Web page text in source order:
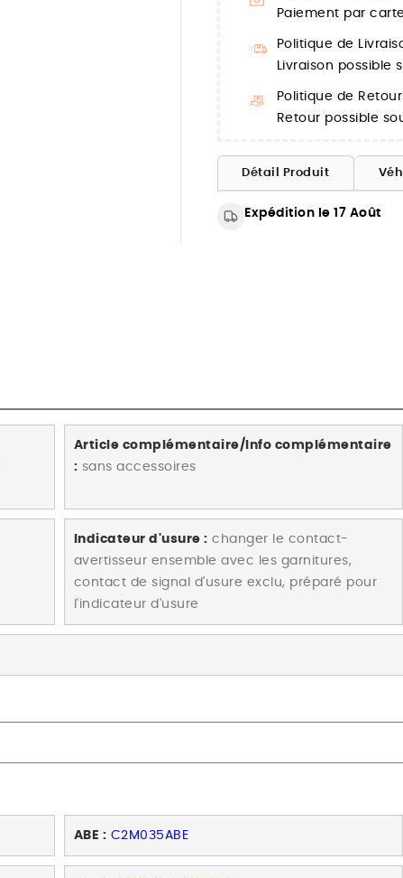
Paiement par
Politique de
Livraison possible
Politique de
Retour possible
Détail Produit
Expédition le 17 Août
Article complémentaire/Info complémentaire
: sans accessoires
Indicateur d'usure : changer le contact-
avertisseur ensemble avec les garnitures,
contact de signal d'usure exclu, préparé pour
l'indicateur d'usure
ABE : C2M035ABE